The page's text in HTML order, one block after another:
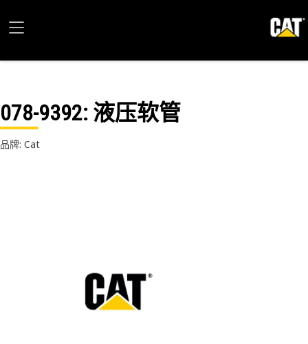
078-9392: 液压软管
品牌: Cat